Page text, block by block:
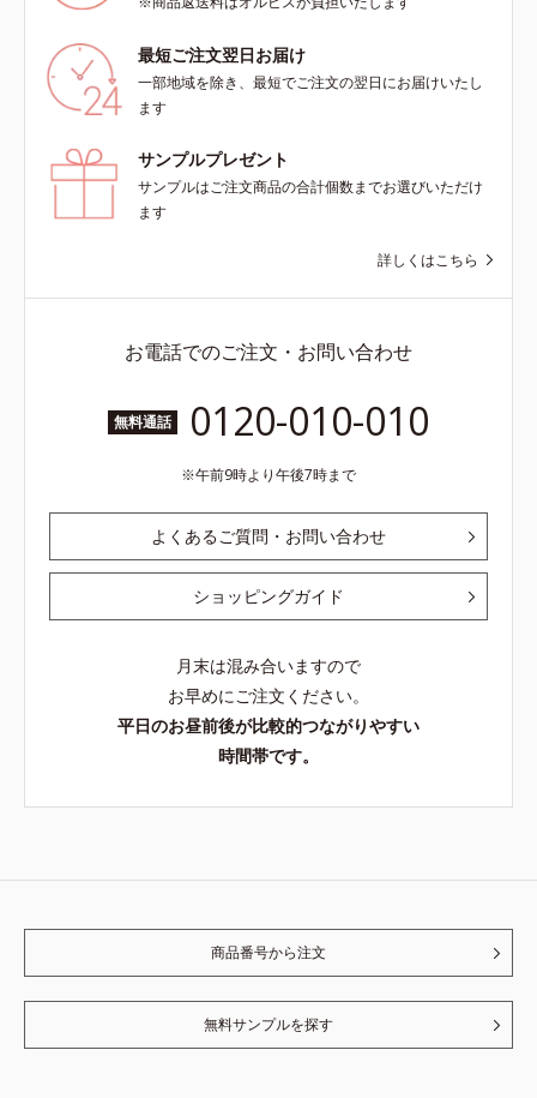
最短ご注文翌日お届け
一部地域を除き、最短でご注文の翌日にお届けいたし
ます
サンプルプレゼント
サンプルはご注文商品の合計個数までお選びいただけ
ます
詳しくはこちら
お電話でのご注文・お問い合わせ
無料通話 0120-010-010
午前9時より午後7時まで
よくあるご質問・お問い合わせ
ショッピングガイド
月末は混み合いますので
お早めにご注文ください。
平日のお昼前後が比較的つながりやすい
時間帯です。
商品番号から注文
無料サンプルを探す